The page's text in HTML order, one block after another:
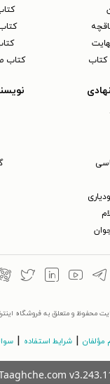
کتاب
کتاب
محفوظ و متعلق به فروشگاه
مؤلفان | شرایط استفاده |
v